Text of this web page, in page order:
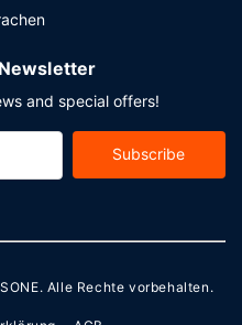
and special offers!
Subscribe
. Alle Rechte vorbehalten.